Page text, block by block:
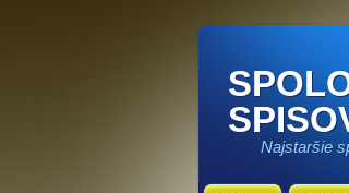
Najstaršie